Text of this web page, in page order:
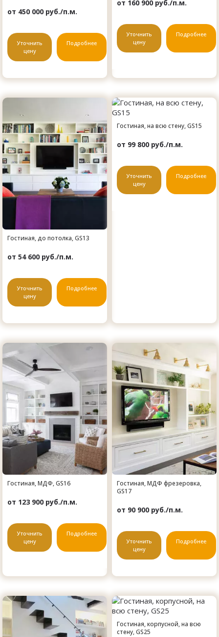
от 450 000 руб./п.м.
Уточнить
цену
Подробнее
от 160 900 руб./п.м.
Уточнить
цену
Подробнее
Гостиная, до потолка, GS13
от 54 600 руб./п.м.
Уточнить
цену
Подробнее
Гостиная, на всю стену, GS15
от 99 800 руб./п.м.
Уточнить
цену
Подробнее
Гостиная, МДФ, GS16
от 123 900 руб./п.м.
Уточнить
цену
Подробнее
Гостиная, МДФ фрезеровка,
GS17
от 90 900 руб./п.м.
Уточнить
цену
Подробнее
Гостиная, корпусной, на всю
стену, GS25